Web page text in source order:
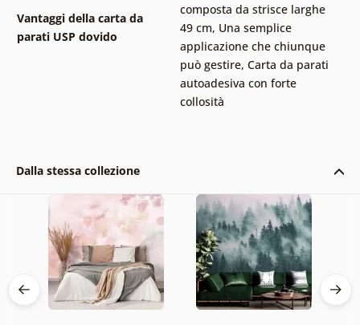
Vantaggi della carta da
parati USP dovido
composta da strisce larghe
49 cm, Una semplice
applicazione che chiunque
può gestire, Carta da parati
autoadesiva con forte
collosità
Dalla stessa collezione